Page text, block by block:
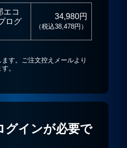
く表示
シー
エコ
ログ
34,980円
（税込38,478円）
す。ご注文控えメールより
。
グインが必要で